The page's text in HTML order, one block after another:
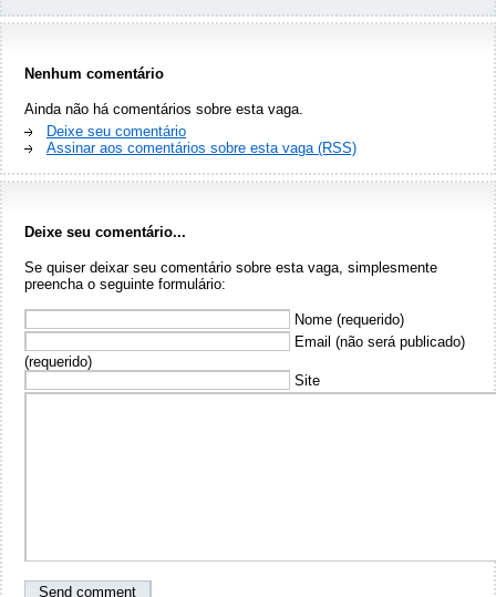
Nenhum comentário
Ainda não há comentários sobre esta vaga.
Deixe seu comentário
Assinar aos comentários sobre esta vaga (RSS)
Deixe seu comentário...
Se quiser deixar seu comentário sobre esta vaga, simplesmente
preencha o seguinte formulário:
Nome (requerido)
Email (não será publicado)
(requerido)
Site